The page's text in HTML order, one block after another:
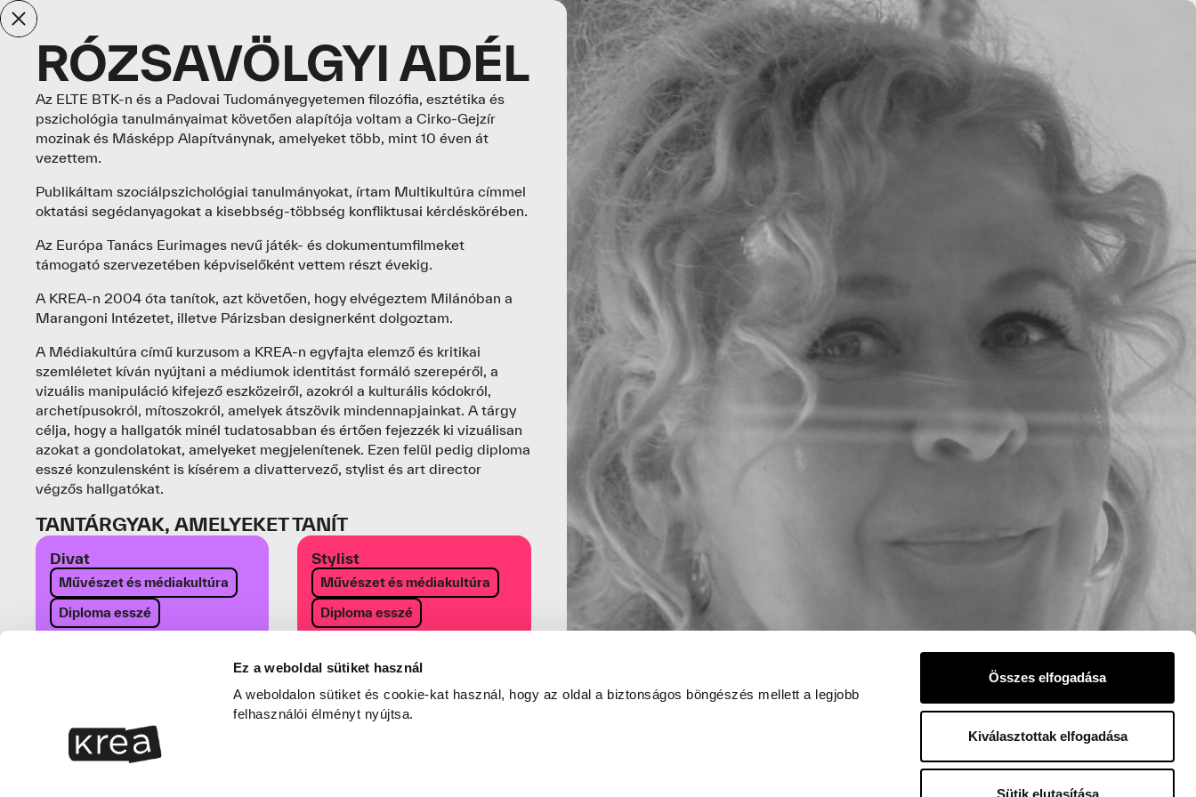
Ez a weboldal sütiket használ
A weboldalon sütiket és cookie-kat használ, hogy az oldal a biztonságos böngészés mellett a legjobb
felhasználói élményt nyújtsa.
Összes elfogadása
Kiválasztottak elfogadása
Sütik elutasítása
RÓZSAVÖLGYI ADÉL
Az ELTE BTK-n és a Padovai Tudományegyetemen filozófia, esztétika és
pszichológia tanulmányaimat követően alapítója voltam a Cirko-Gejzír
mozinak és Másképp Alapítványnak, amelyeket több, mint 10 éven át
vezettem.
Publikáltam szociálpszichológiai tanulmányokat, írtam Multikultúra címmel
oktatási segédanyagokat a kisebbség-többség konfliktusai kérdéskörében.
Az Európa Tanács Eurimages nevű játék- és dokumentumfilmeket
támogató szervezetében képviselőként vettem részt évekig.
A KREA-n 2004 óta tanítok, azt követően, hogy elvégeztem Milánóban a
Marangoni Intézetet, illetve Párizsban designerként dolgoztam.
A Médiakultúra című kurzusom a KREA-n egyfajta elemző és kritikai
szemléletet kíván nyújtani a médiumok identitást formáló szerepéről, a
vizuális manipuláció kifejező eszközeiről, azokról a kulturális kódokról,
archetípusokról, mítoszokról, amelyek átszövik mindennapjainkat. A tárgy
célja, hogy a hallgatók minél tudatosabban és értően fejezzék ki vizuálisan
azokat a gondolatokat, amelyeket megjelenítenek. Ezen felül pedig diploma
esszé konzulensként is kísérem a divattervező, stylist és art director
végzős hallgatókat.
TANTÁRGYAK, AMELYEKET TANÍT
Divat
Művészet és médiakultúra
Diploma esszé
Stylist
Művészet és médiakultúra
Diploma esszé